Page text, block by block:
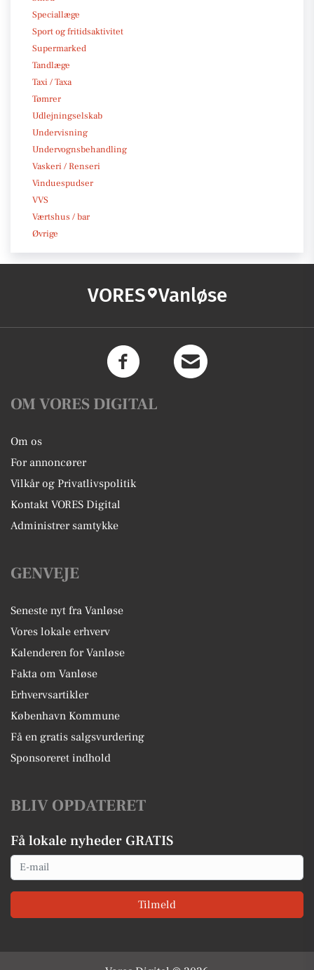
Speciallæge
Sport og fritidsaktivitet
Supermarked
Tandlæge
Taxi / Taxa
Tømrer
Udlejningselskab
Undervisning
Undervognsbehandling
Vaskeri / Renseri
Vinduespudser
VVS
Værtshus / bar
Øvrige
VORES Vanløse
OM VORES DIGITAL
Om os
For annoncører
Vilkår og Privatlivspolitik
Kontakt VORES Digital
Administrer samtykke
GENVEJE
Seneste nyt fra Vanløse
Vores lokale erhverv
Kalenderen for Vanløse
Fakta om Vanløse
Erhvervsartikler
København Kommune
Få en gratis salgsvurdering
Sponsoreret indhold
BLIV OPDATERET
Få lokale nyheder GRATIS
Email
Tilmeld